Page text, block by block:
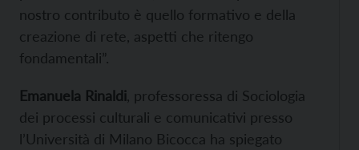
nostro contributo è quello formativo e della
creazione di rete, aspetti che ritengo
fondamentali”.
Emanuela Rinaldi , professoressa di Sociologia
dei processi culturali e comunicativi presso
l’Università di Milano Bicocca ha spiegato